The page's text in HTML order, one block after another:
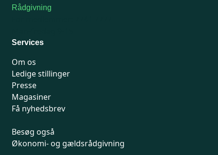
Rådgivning
Services
Om os
Ledige stillinger
Presse
Magasiner
Få nyhedsbrev
Besøg også
Økonomi- og gældsrådgivning